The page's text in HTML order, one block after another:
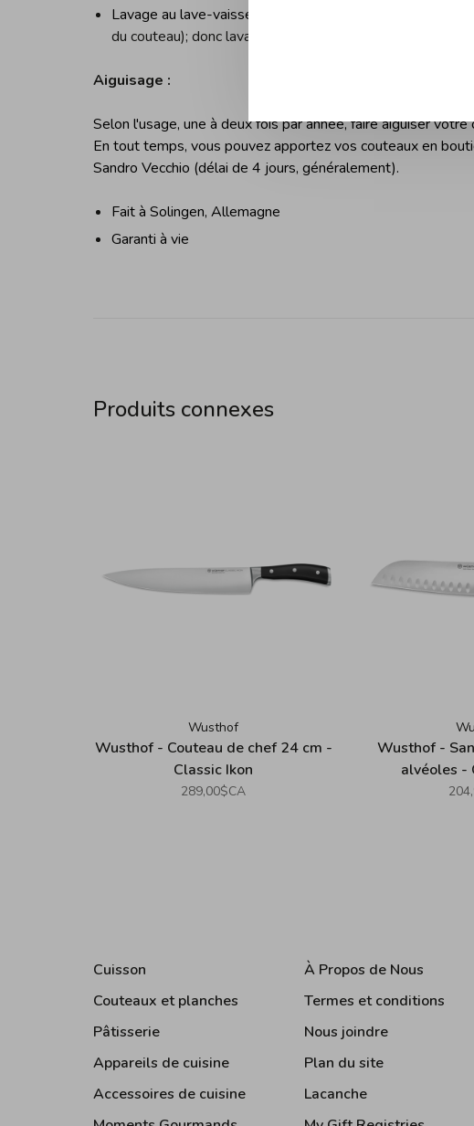
Lavage au lave-vaisselle fortement déconseillé, puisqu'il
du couteau); donc lavage à la main.
Aiguisage :
Selon l'usage, une à deux fois par année, faire aiguiser
En tout temps, vous pouvez apportez vos couteaux en
Sandro Vecchio (délai de 4 jours, généralement).
Fait à Solingen, Allemagne
Garanti à vie
Produits connexes
Wusthof
Wusthof - Couteau de chef 24 cm -
Classic Ikon
289,00$CA
Wusthof -
alvéoles -
Cuisson
Couteaux et planches
Pâtisserie
Appareils de cuisine
Accessoires de cuisine
À Propos de Nous
Termes et conditions
Nous joindre
Plan du site
Lacanche